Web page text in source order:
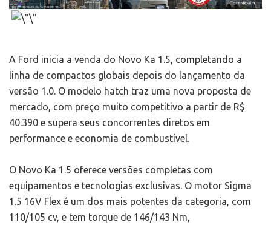
A Ford inicia a venda do Novo Ka 1.5, completando a
linha de compactos globais depois do lançamento da
versão 1.0. O modelo hatch traz uma nova proposta de
mercado, com preço muito competitivo a partir de R$
40.390 e supera seus concorrentes diretos em
performance e economia de combustível.
O Novo Ka 1.5 oferece versões completas com
equipamentos e tecnologias exclusivas. O motor Sigma
1.5 16V Flex é um dos mais potentes da categoria, com
110/105 cv, e tem torque de 146/143 Nm,